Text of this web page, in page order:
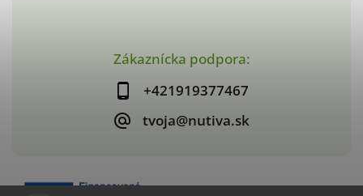
Zákaznícka podpora:
+421919377467
tvoja@nutiva.sk